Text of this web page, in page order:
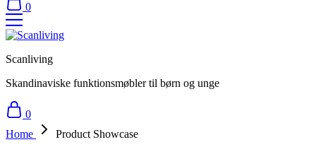
0
Scanliving
Skandinaviske funktionsmøbler til børn og unge
0
Home
Product Showcase